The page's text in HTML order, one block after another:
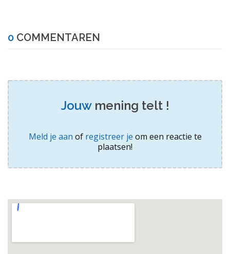
0 COMMENTAREN
Jouwmening telt !
Meld je aan of registreer je om een reactie te
plaatsen!